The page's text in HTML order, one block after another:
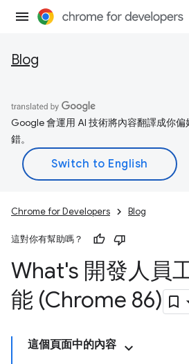
Blog
Google 會運用 AI 技術將內容翻譯成你偏
錯。
Chrome for Developers Blog
這對你有幫助嗎？
What's 開發人員
能 (Chrome 86)
這個頁面中的內容